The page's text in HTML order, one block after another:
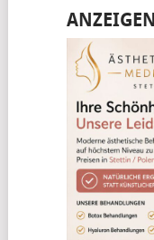
ANZEIGEN